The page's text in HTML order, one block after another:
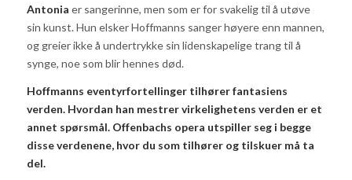
Antonia er sangerinne, men som er for svakelig til å utøve
sin kunst. Hun elsker Hoffmanns sanger høyere enn mannen,
og greier ikke å undertrykke sin lidenskapelige trang til å
synge, noe som blir hennes død.
Hoffmanns eventyrfortellinger tilhører fantasiens
verden. Hvordan han mestrer virkelighetens verden er et
annet spørsmål. Offenbachs opera utspiller seg i begge
disse verdenene, hvor du som tilhører og tilskuer må ta
del.